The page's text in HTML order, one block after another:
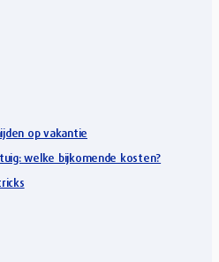
op vakantie
welke bijkomende kosten?